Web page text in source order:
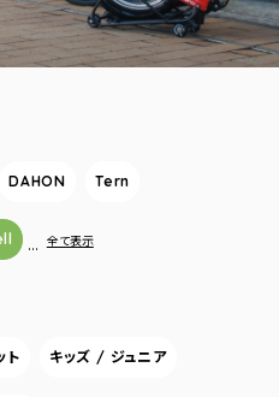
DAHON Tern
… 全て表示
ト キッズ / ジュニア